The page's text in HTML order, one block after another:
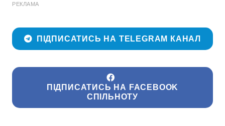
РЕКЛАМА
ПІДПИСАТИСЬ НА TELEGRAM КАНАЛ
ПІДПИСАТИСЬ НА FACEBOOK
СПІЛЬНОТУ